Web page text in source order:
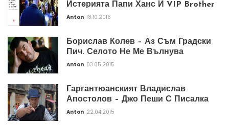
Истерията Папи Ханс И VIP Brother
Anton 18.10.2016
Борислав Колев – Аз Съм Градски
Пич. Селото Не Ме Вълнува
Anton 03.05.2015
Гаргантюанският Владислав
Апостолов – Джо Пеши С Писалка
Anton 22.04.2015